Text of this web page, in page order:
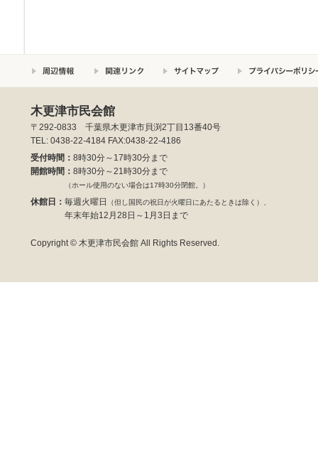
木更津市民会館
〒292-0833 千葉県木更津市貝渕2丁目13番40号
TEL: 0438-22-4184 FAX:0438-22-4186
受付時間： 8時30分～17時30分まで
開館時間： 8時30分～21時30分まで
（ホール使用のない場合は17時30分閉館。）
休館日： 毎週火曜日 （但し国民の祝日が火曜日にあたるときは除く）、
年末年始12月28日～1月3日まで
Copyright © 木更津市民会館 All Rights Reserved.